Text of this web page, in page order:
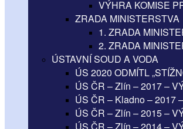
VÝHRA KOMISE
ZRADA MINISTERSTVA
1. ZRADA
2. ZRADA
ÚSTAVNÍ SOUD A VODA
ÚS 2020 ODMÍTL
ÚS ČR – Zlín – 2017 –
ÚS ČR – Kladno – 2017
ÚS ČR – Zlín – 2015 –